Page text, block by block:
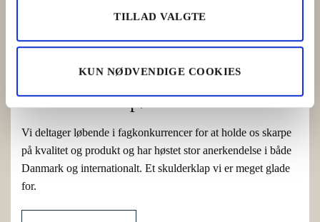
TILLAD VALGTE
KUN NØDVENDIGE COOKIES
Prisvindende pølser
Vi deltager løbende i fagkonkurrencer for at holde os skarpe
på kvalitet og produkt og har høstet stor anerkendelse i både
Danmark og internationalt. Et skulderklap vi er meget glade
for.